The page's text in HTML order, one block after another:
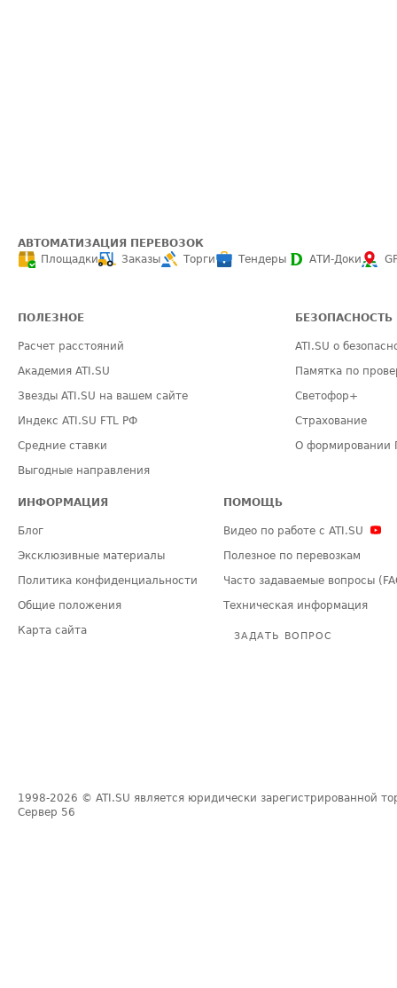
АВТОМАТИЗАЦИЯ ПЕРЕВОЗОК
Площадки
Заказы Торги Тендеры АТИ-Доки
ПОЛЕЗНОЕ
Расчет расстояний
Академия ATI.SU
Звезды ATI.SU на вашем сайте
Индекс ATI.SU FTL РФ
Средние ставки
Выгодные направления
БЕЗОПАСНОСТЬ
ATI.SU о
Памятка по
Светофор+
Страхование
О формировании
ИНФОРМАЦИЯ
Блог
Эксклюзивные материалы
Политика конфиденциальности
Общие положения
Карта сайта
ПОМОЩЬ
Видео по работе с ATI.SU
Полезное по перевозкам
Часто задаваемые вопросы
Техническая информация
ЗАДАТЬ ВОПРОС
1998-2026 © ATI.SU является юридически зарегистрированной
Сервер 56